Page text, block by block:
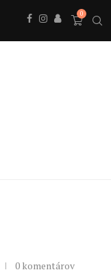
0
0 komentárov